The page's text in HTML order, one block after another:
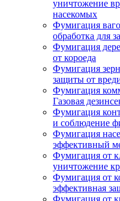
уничтожение
насекомых
Фумигация
обработка для
Фумигация
от короеда
Фумигация
защиты от
Фумигация
Газовая
Фумигация
и соблюдение
Фумигация
эффективный
Фумигация от
уничтожение
Фумигация от
эффективная
Фумигация от